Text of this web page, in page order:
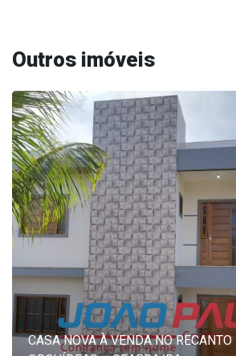
Outros imóveis
CASA NOVA À VENDA NO RECANTO